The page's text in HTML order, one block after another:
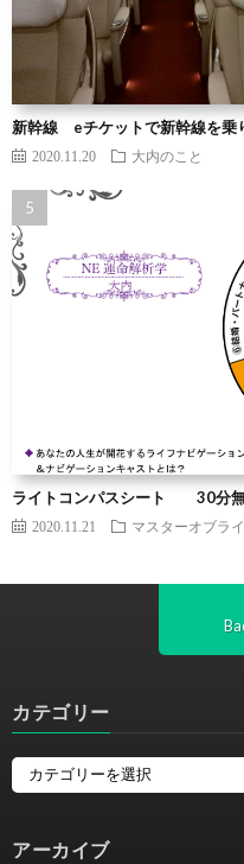
新幹線 eチケットで新幹線を乗
2020.11.20 大内のこと
ライトコンパスシート 30分無
2020.11.21 マスターオブラ
カテゴリー
アーカイブ